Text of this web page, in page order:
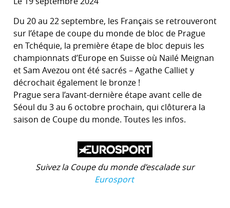
Du 20 au 22 septembre, les Français se retrouveront
sur l’étape de coupe du monde de bloc de Prague
en Tchéquie, la première étape de bloc depuis les
championnats d’Europe en Suisse où Naïlé Meignan
et Sam Avezou ont été sacrés – Agathe Calliet y
décrochait également le bronze !
Prague sera l’avant-dernière étape avant celle de
Séoul du 3 au 6 octobre prochain, qui clôturera la
saison de Coupe du monde. Toutes les infos.
Suivez la Coupe du monde d’escalade sur
Eurosport